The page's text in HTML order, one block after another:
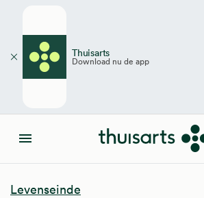
Thuisarts
Download nu de app
Sluiten
Menu
Levenseinde